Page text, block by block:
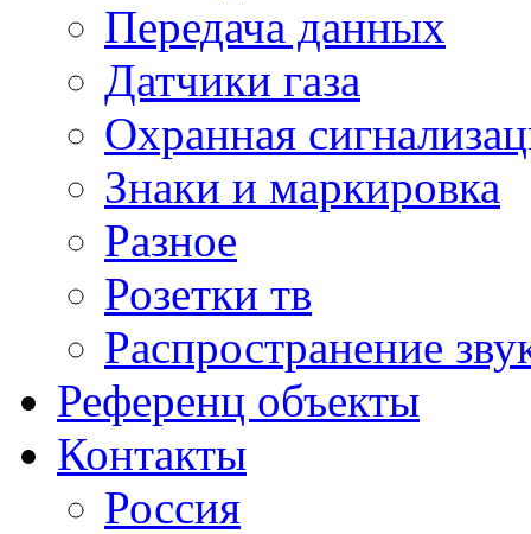
Передача данных
Датчики газа
Охранная
Знаки и маркировка
Разное
Розетки тв
Распространение
Референц объекты
Контакты
Россия